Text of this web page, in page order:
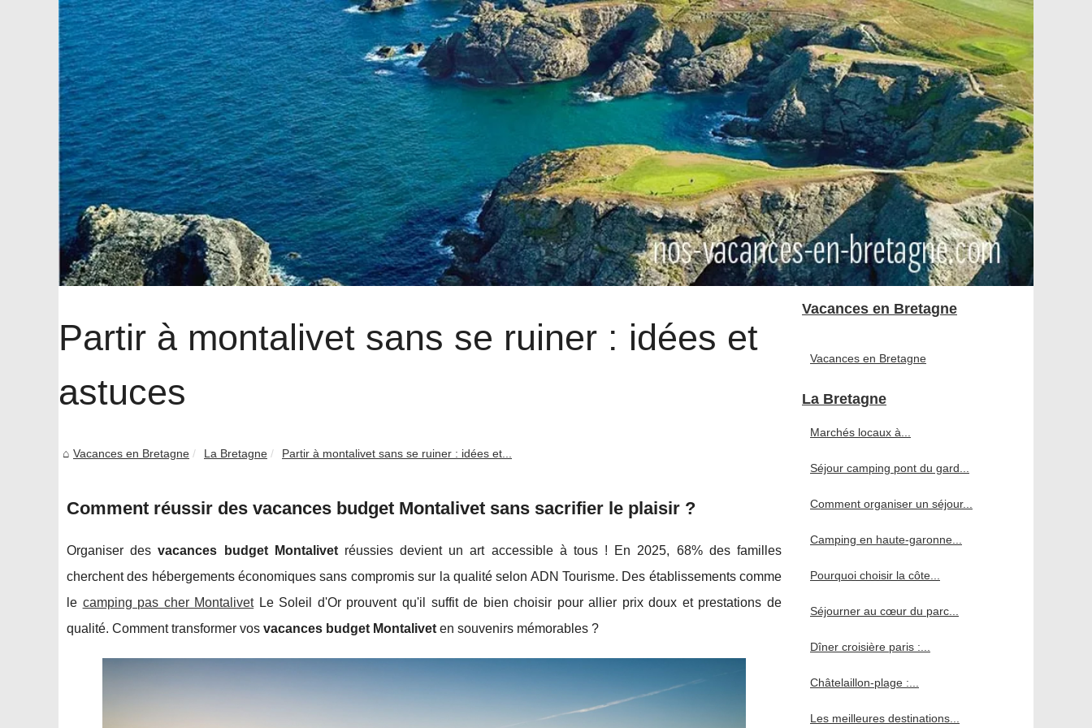
Partir à montalivet sans se ruiner : idées et
astuces
Vacances en Bretagne La Bretagne Partir à montalivet sans se ruiner : idées et...
Comment réussir des vacances budget Montalivet sans sacrifier le plaisir ?
Organiser desvacances budget Montalivetréussies devient un art accessible à tous ! En 2025, 68% des familles
cherchent des hébergements économiques sans compromis sur la qualité selon ADN Tourisme. Des établissements comme
le camping pas cher MontalivetLe Soleil d'Or prouvent qu'il suffit de bien choisir pour allier prix doux et prestations de
qualité. Comment transformer vos vacances budget Montalivet en souvenirs mémorables ?
Vacances en Bretagne
Vacances en Bretagne
La Bretagne
Marchés locaux à...
Séjour camping pont du gard...
Comment organiser un séjour...
Camping en haute-garonne...
Pourquoi choisir la côte...
Séjourner au cœur du parc...
Dîner croisière paris :...
Châtelaillon-plage :...
Les meilleures destinations...